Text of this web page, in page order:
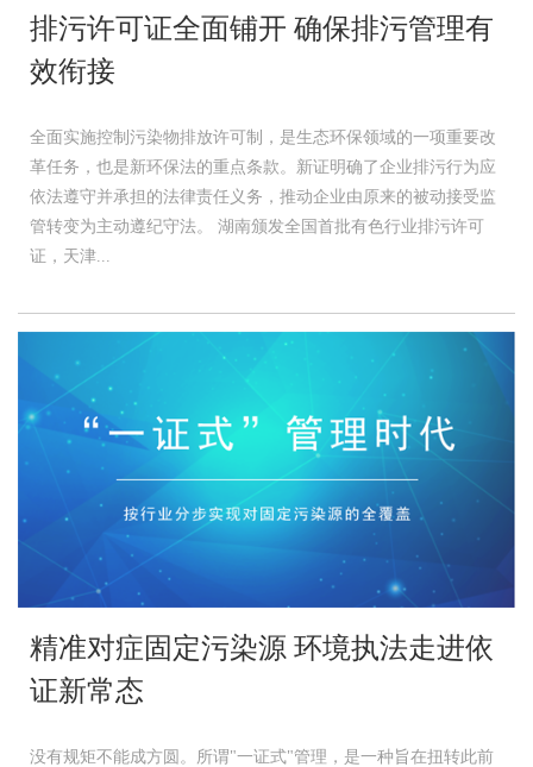
排污许可证全面铺开 确保排污管理有
效衔接
全面实施控制污染物排放许可制，是生态环保领域的一项重要改
革任务，也是新环保法的重点条款。新证明确了企业排污行为应
依法遵守并承担的法律责任义务，推动企业由原来的被动接受监
管转变为主动遵纪守法。 湖南颁发全国首批有色行业排污许可
证，天津...
精准对症固定污染源 环境执法走进依
证新常态
没有规矩不能成方圆。所谓"一证式"管理，是一种旨在扭转此前